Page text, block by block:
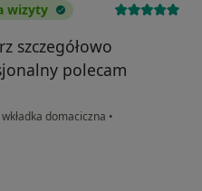
wizyty
szczegółowo
polecam
wkładka domaciczna •